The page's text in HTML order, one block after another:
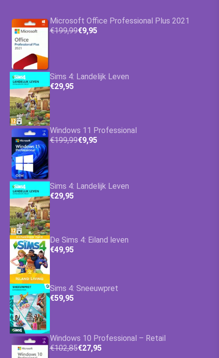
Microsoft Office Professional Plus 2021
€199,99€9,95
Sims 4: Landelijk Leven
€29,95
Windows 11 Professional
€199,99€9,95
Sims 4: Landelijk Leven
€29,95
De Sims 4: Eiland leven
€49,95
Sims 4: Sneeuwpret
€59,95
Windows 10 Professional – Retail
€102,85€27,95